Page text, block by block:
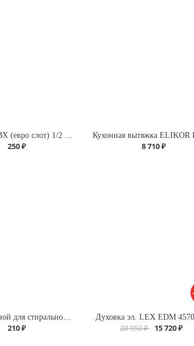
Подводка ПВХ (евро слот) 1/2 г/г 120 для газа
250 ₽ 8 710 ₽
210 ₽
Духовка эл. LEX EDM
20 950 ₽ 15 720 ₽